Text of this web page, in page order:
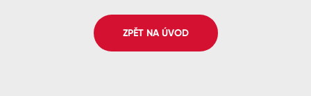
Spreje ZPĚT NA ÚVOD